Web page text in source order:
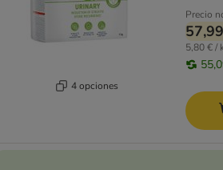
4 opciones
Precio
5,80 € /